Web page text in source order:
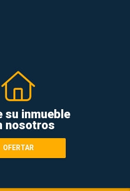
su inmueble
nosotros
OFERTAR